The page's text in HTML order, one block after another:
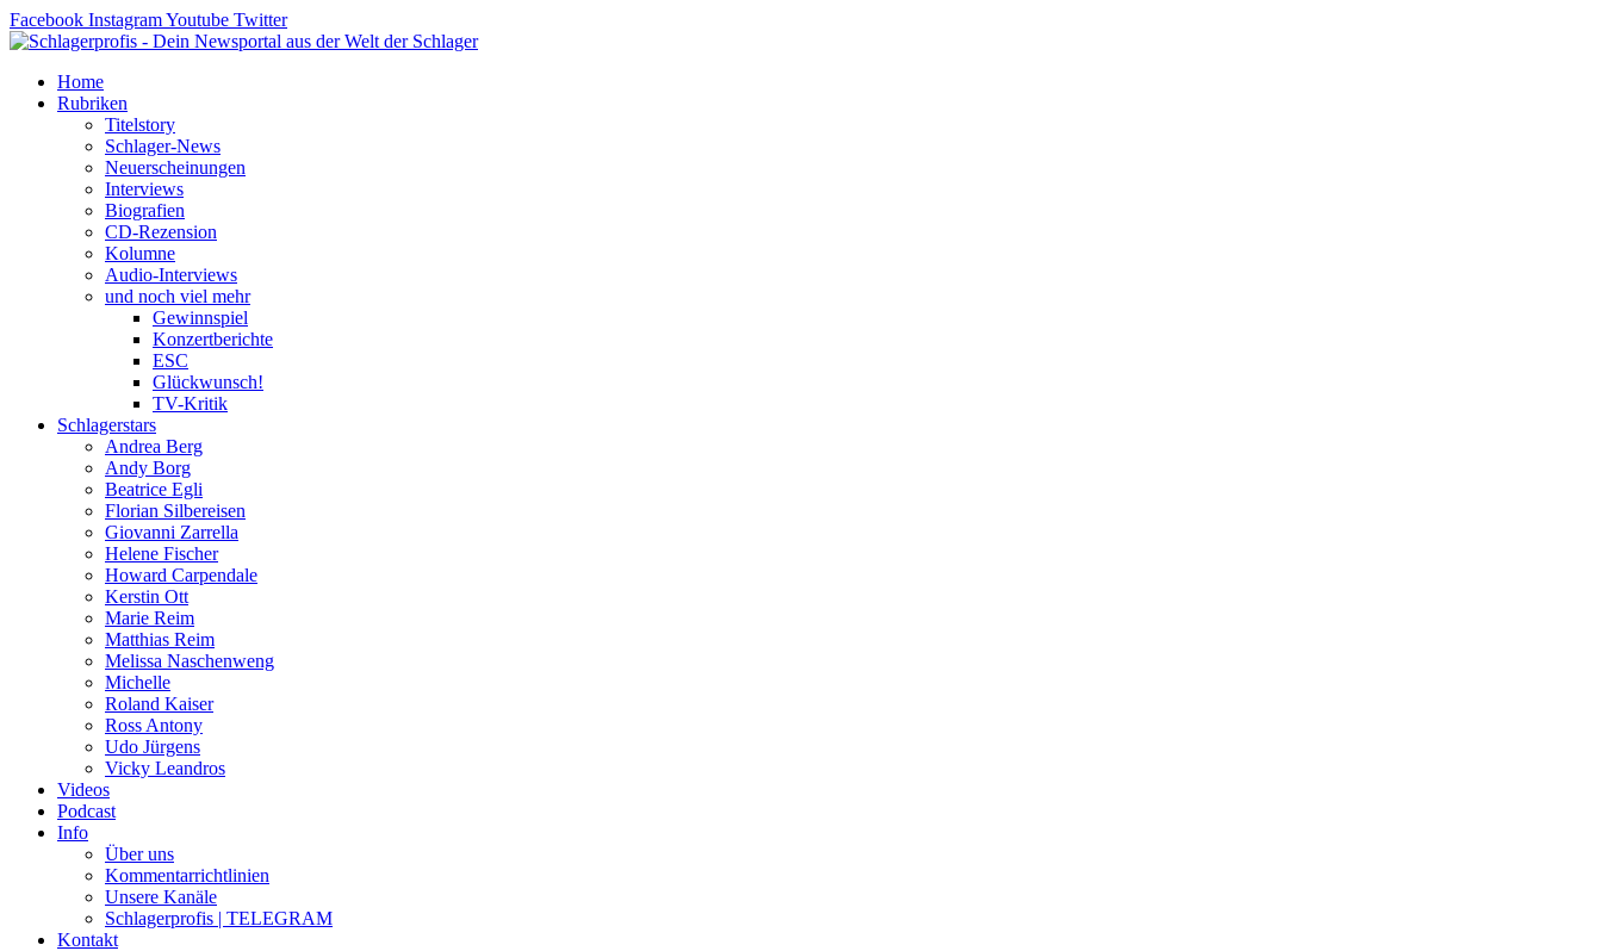
Zum
Inhalt
Facebook InstagramYoutube Twitter
Home
Rubriken
Titelstory
Schlager-News
Neuerscheinungen
Interviews
Biografien
CD-Rezension
Kolumne
Audio-Interviews
und noch viel mehr
Gewinnspiel
Konzertberichte
ESC
Glückwunsch!
TV-Kritik
Schlagerstars
Andrea Berg
Andy Borg
Beatrice Egli
Florian Silbereisen
Giovanni Zarrella
Helene Fischer
Howard Carpendale
Kerstin Ott
Marie Reim
Matthias Reim
Melissa Naschenweng
Michelle
Roland Kaiser
Ross Antony
Udo Jürgens
Vicky Leandros
Videos
Podcast
Info
Über uns
Kommentarrichtlinien
Unsere Kanäle
Schlagerprofis | TELEGRAM
Kontakt